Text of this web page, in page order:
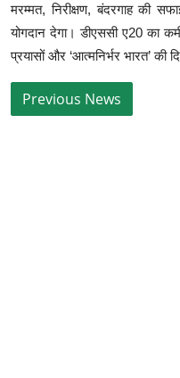
मरम्मत, निरीक्षण, बंदरगाह की
योगदान देगा। डीएससी ए20 का
प्रयासों और ‘आत्मनिर्भर भारत’ की